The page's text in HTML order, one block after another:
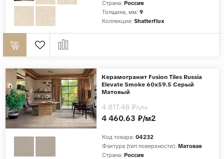
Страна: Россия
Толщина, мм: 9
Коллекция: Shatterflux
Керамогранит Fusion Tiles Russia
Elevate Smoke 60x59.5 Серый
Матовый
Код товара: 04232
Фактура (тип поверхности): Матовая
Страна: Россия
4 460.63 ₽/м2
4 817.48 ₽/упк